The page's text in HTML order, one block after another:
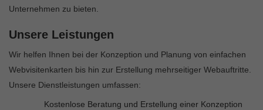
Unternehmen zu bieten.
Unsere Leistungen
Wir helfen Ihnen bei der Konzeption und Planung von einfachen
Webvisitenkarten bis hin zur Erstellung mehrseitiger Webauftritte.
Unsere Dienstleistungen umfassen:
Kostenlose Beratung und Erstellung einer Konzeption